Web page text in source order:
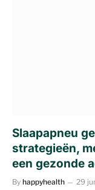
Slaapapneu
strategieën,
een gezonde
By happyhealth 29